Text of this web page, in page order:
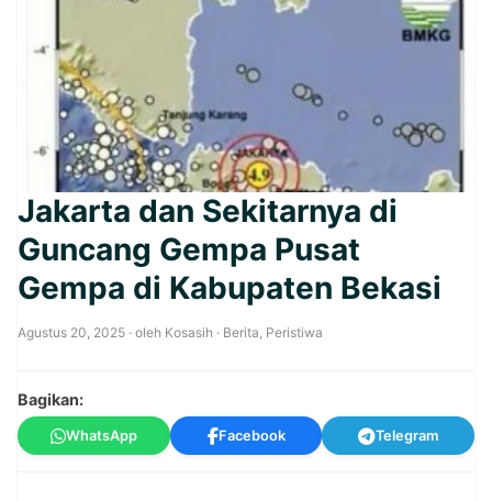
Jakarta dan Sekitarnya di
Guncang Gempa Pusat
Gempa di Kabupaten Bekasi
Agustus 20, 2025 · oleh Kosasih · Berita, Peristiwa
Bagikan:
WhatsApp Facebook Telegram